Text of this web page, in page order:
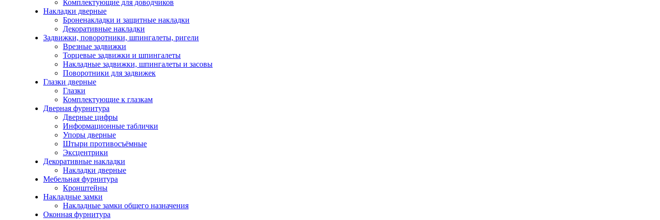
Комплектующие для доводчиков
Накладки дверные
Броненакладки и защитные накладки
Декоративные накладки
Задвижки, поворотники, шпингалеты, ригели
Врезные задвижки
Торцевые задвижки и шпингалеты
Накладные задвижки, шпингалеты и засовы
Поворотники для задвижек
Глазки дверные
Глазки
Комплектующие к глазкам
Дверная фурнитура
Дверные цифры
Информационные таблички
Упоры дверные
Штыри противосъёмные
Эксцентрики
Декоративные накладки
Накладки дверные
Мебельная фурнитура
Кронштейны
Накладные замки
Накладные замки общего назначения
Оконная фурнитура